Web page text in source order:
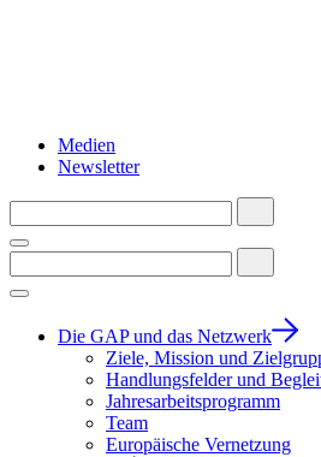
Medien
Newsletter
Die GAP und das Netzwerk
Ziele, Mission und
Handlungsfelder und
Jahresarbeitsprogramm
Team
Europäische Vernetzung